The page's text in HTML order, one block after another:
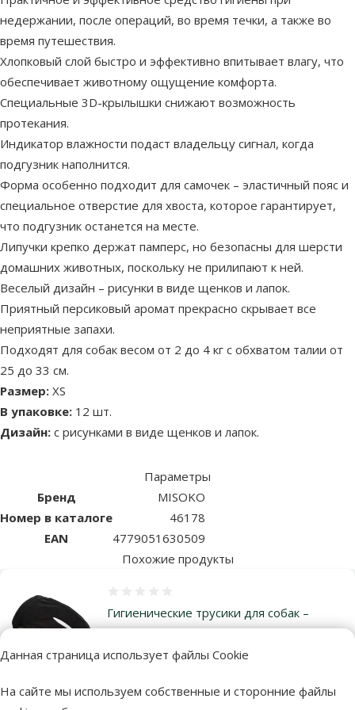
Данная страница использует файлы Cookie
На сайте мы используем собственные и сторонние файлы
недержании, после операций, во время течки, а также во
время путешествия.
Хлопковый слой быстро и эффективно впитывает влагу, что
обеспечивает животному ощущение комфорта.
Специальные 3D-крылышки снижают возможность
протекания.
Индикатор влажности подаст владельцу сигнал, когда
подгузник наполнится.
Форма особенно подходит для самочек – эластичный пояс и
специальное отверстие для хвоста, которое гарантирует,
что подгузник останется на месте.
Липучки крепко держат памперс, но безопасны для шерсти
домашних животных, поскольку не прилипают к ней.
Веселый дизайн – рисунки в виде щенков и лапок.
Приятный персиковый аромат прекрасно скрывает все
неприятные запахи.
Подходят для собак весом от 2 до 4 кг с обхватом талии от
25 до 33 см.
Размер: ХS
В упаковке: 12 шт.
Дизайн: с рисунками в виде щенков и лапок.
Параметры
Бренд
MISOKO
Номер в каталоге
46178
EAN
4779051630509
Похожие продукты
Гигиенические трусики для собак –
Protective Pants XL, Nr. 5, 60–70 см
Цена
6,99 €